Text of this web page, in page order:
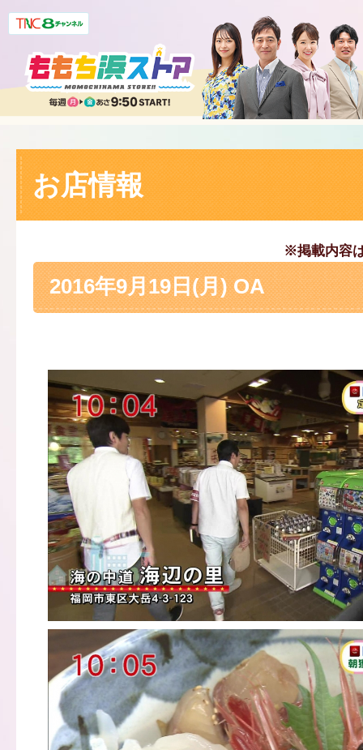
お店情報
※掲載内容
2016年9月19日(月) OA